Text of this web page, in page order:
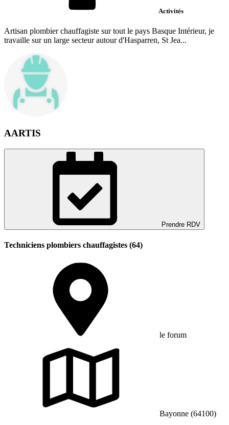
Activités
Artisan plombier chauffagiste sur tout le pays Basque Intérieur, je
travaille sur un large secteur autour d'Hasparren, St Jea...
AARTIS
Prendre RDV
Techniciens plombiers chauffagistes (64)
le forum
Bayonne (64100)